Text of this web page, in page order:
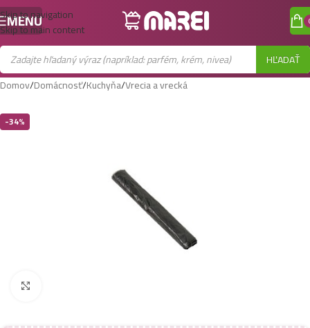
Skip to navigation
Skip to main content
MENU
HĽADAŤ
Domov/Domácnosť/Kuchyňa/Vrecia a vrecká
-34%